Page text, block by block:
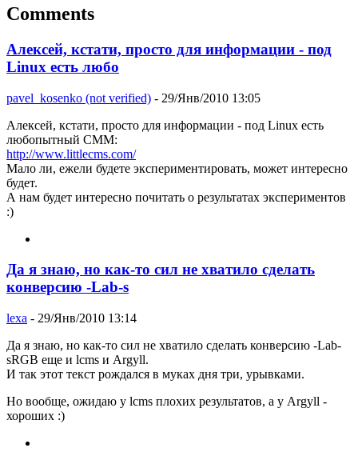
Comments
Алексей, кстати, просто для информации - под
Linux есть любо
pavel_kosenko (not verified) - 29/Янв/2010 13:05
Алексей, кстати, просто для информации - под Linux есть
любопытный CMM:
http://www.littlecms.com/
Мало ли, ежели будете экспериментировать, может интересно
будет.
А нам будет интересно почитать о результатах экспериментов
:)
Да я знаю, но как-то сил не хватило сделать
конверсию -Lab-s
lexa - 29/Янв/2010 13:14
Да я знаю, но как-то сил не хватило сделать конверсию -Lab-
sRGB еще и lcms и Argyll.
И так этот текст рождался в муках дня три, урывками.
Но вообще, ожидаю у lcms плохих результатов, а у Argyll -
хороших :)